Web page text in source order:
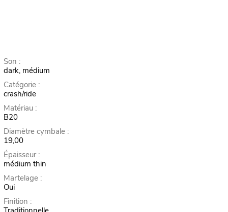
Son :
dark, médium
Catégorie :
crash/ride
Matériau :
B20
Diamètre cymbale :
19,00
Épaisseur :
médium thin
Martelage :
Oui
Finition :